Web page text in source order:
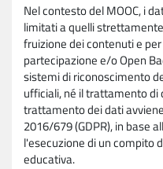
Nel contesto del MOOC, i
limitati a quelli
fruizione dei contenuti e
partecipazione e/o Open
sistemi di riconoscimento
ufficiali, né il trattamento di
trattamento dei dati
2016/679 (GDPR), in base
l'esecuzione di un compito
educativa.